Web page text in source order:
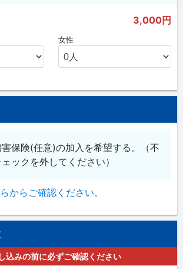
3,000円
女性
保険(任意)の加入を希望する。
（不
ックを外してください）
からご確認ください。
込みの前に必ずご確認ください